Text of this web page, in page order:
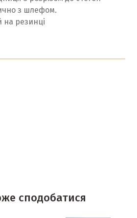
з шлефом.
на резинці
сподобатися